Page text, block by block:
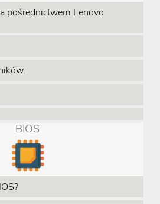
pośrednictwem Lenovo
BIOS